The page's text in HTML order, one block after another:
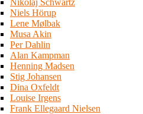
Nikolaj Schwartz
Niels Hörup
Lene Mølbak
Musa Akin
Per Dahlin
Alan Kampman
Henning Madsen
Stig Johansen
Dina Oxfeldt
Louise Irgens
Frank Ellegaard Nielsen